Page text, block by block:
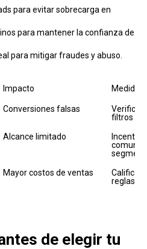
para evitar sobrecarga en
para mantener la confianza de
para mitigar fraudes y abuso.
Impacto Medida
Conversiones falsas
filtros
Alcance limitado
Mayor costos de ventas
reglas
de elegir tu